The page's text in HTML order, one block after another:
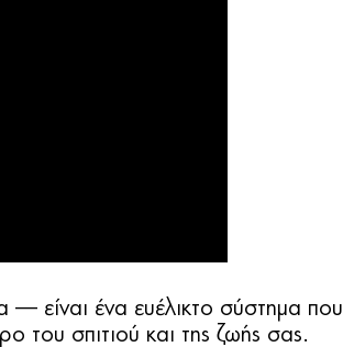
— είναι ένα ευέλικτο σύστημα που
σπιτιού και της ζωής σας.